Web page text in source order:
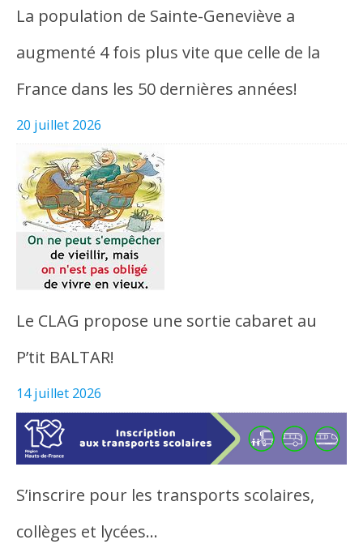
La population de Sainte-Geneviève a
augmenté 4 fois plus vite que celle de la
France dans les 50 dernières années!
20 juillet 2026
Le CLAG propose une sortie cabaret au
P’tit BALTAR!
14 juillet 2026
S’inscrire pour les transports scolaires,
collèges et lycées…